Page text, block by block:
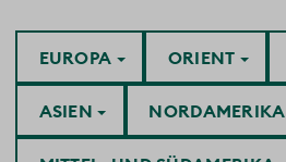
ASIEN
EUROPA
NORDAMERIKA
ORIENT